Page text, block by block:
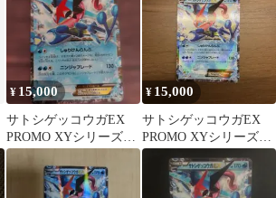
¥ 15,000
サトシゲッコウガEX
PROMO XYシリーズプ
ロモーションカード
PROMO…
¥ 15,000
サトシゲッコウガEX
PROMO XYシリーズプ
ロモーションカード
PROMO